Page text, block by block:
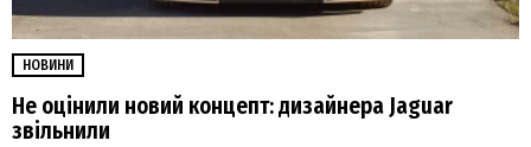
НОВИНИ
Не оцінили новий концепт: дизайнера Jaguar
звільнили